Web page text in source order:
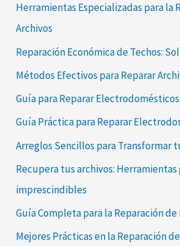
Herramientas Especializadas para la
Archivos
Reparación Económica de Techos:
Métodos Efectivos para Reparar
Guía para Reparar
Guía Práctica para Reparar
Arreglos Sencillos para Transformar
Recupera tus archivos:
imprescindibles
Guía Completa para la Reparación
Mejores Prácticas en la Reparación